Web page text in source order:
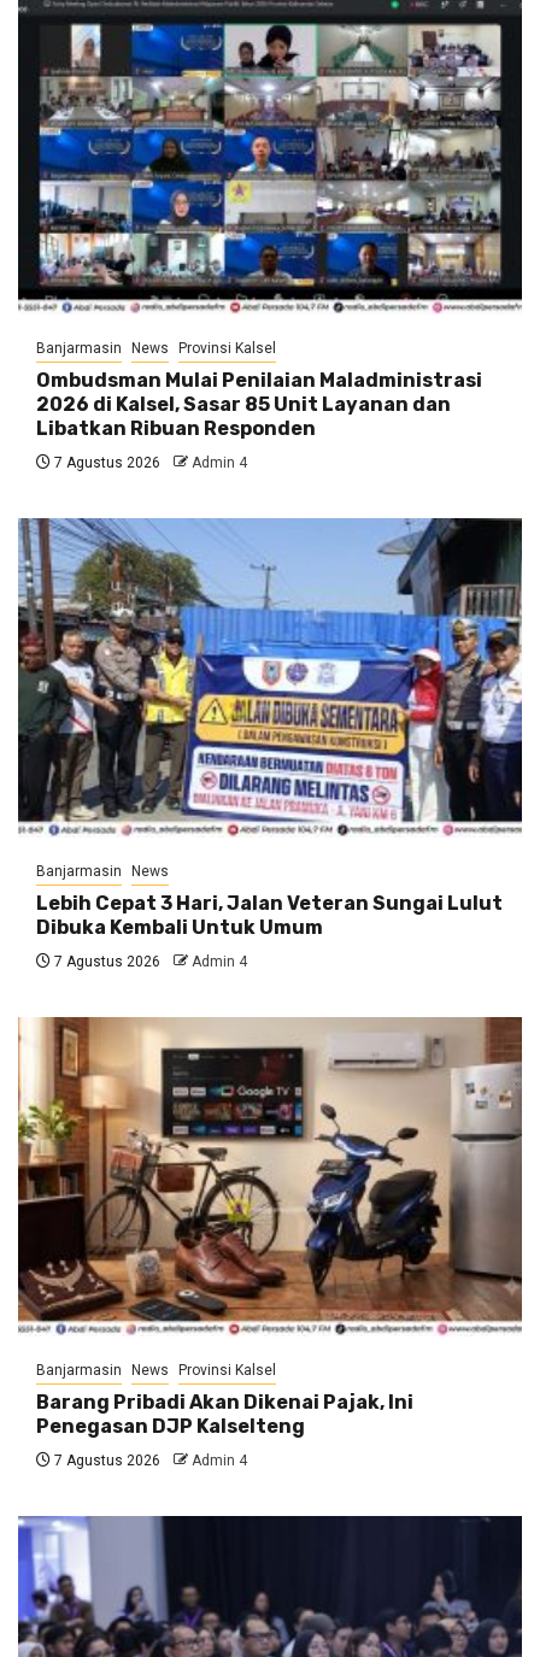
Banjarmasin News Provinsi Kalsel
Ombudsman Mulai Penilaian Maladministrasi
2026 di Kalsel, Sasar 85 Unit Layanan dan
Libatkan Ribuan Responden
7 Agustus 2026 Admin 4
Banjarmasin News
Lebih Cepat 3 Hari, Jalan Veteran Sungai Lulut
Dibuka Kembali Untuk Umum
7 Agustus 2026 Admin 4
Banjarmasin News Provinsi Kalsel
Barang Pribadi Akan Dikenai Pajak, Ini
Penegasan DJP Kalselteng
7 Agustus 2026 Admin 4